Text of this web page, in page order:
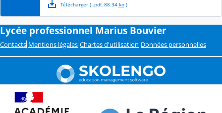
Télécharger( .pdf, 88.34 ko)
Lycée professionnel Marius Bouvier
Contacts Mentions légales Chartes d'utilisation Données personnelles